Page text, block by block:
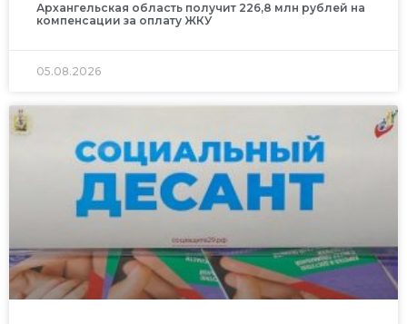
Архангельская область получит 226,8 млн рублей на
компенсации за оплату ЖКУ
05.08.2026